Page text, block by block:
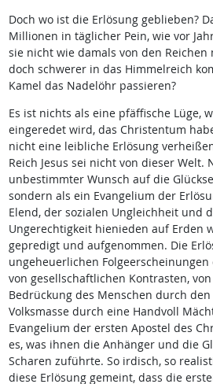
Doch wo ist die Erlösung geblieben?
Millionen in täglicher Pein, wie vor
sie nicht wie damals von den
doch schwerer in das Himmelreich
Kamel das Nadelöhr passieren?
Es ist nichts als eine pfäffische Lüge,
eingeredet wird, das Christentum
nicht eine leibliche Erlösung
Reich Jesus sei nicht von dieser Welt.
unbestimmter Wunsch auf die
sondern als ein Evangelium der
Elend, der sozialen Ungleichheit und
Ungerechtigkeit hienieden auf Erden
gepredigt und aufgenommen. Die
ungeheuerlichen
von gesellschaftlichen Kontrasten,
Bedrückung des Menschen durch
Volksmasse durch eine Handvoll
Evangelium der ersten Apostel des
es, was ihnen die Anhänger und die
Scharen zuführte. So irdisch, so
diese Erlösung gemeint, dass die